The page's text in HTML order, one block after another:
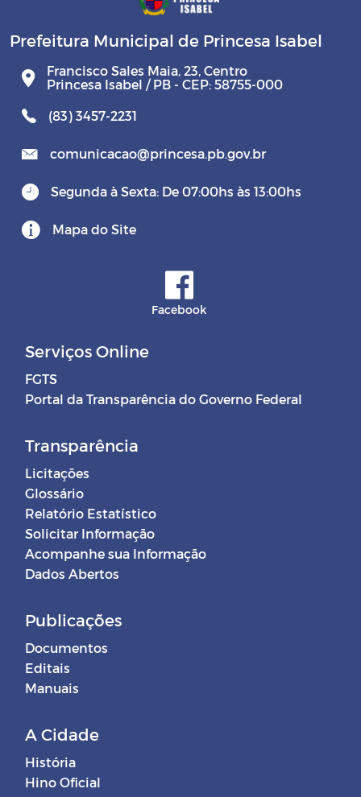
Prefeitura Municipal de Princesa Isabel
Francisco Sales Maia, 23, Centro
Princesa Isabel / PB - CEP: 58755-000
(83) 3457-2231
comunicacao@princesa.pb.gov.br
Segunda à Sexta: De 07:00hs às 13:00hs
Mapa do Site
Facebook
Serviços Online
FGTS
Portal da Transparência do Governo Federal
Transparência
Licitações
Glossário
Relatório Estatístico
Solicitar Informação
Acompanhe sua Informação
Dados Abertos
Publicações
Documentos
Editais
Manuais
A Cidade
História
Hino Oficial